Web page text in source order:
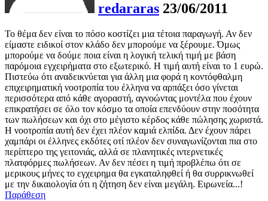
redararas 23/06/2011
Το θέμα δεν είναι το πόσο κοστίζει μια τέτοια παραγωγή. Αν δεν
είμαστε ειδικοί στον κλάδο δεν μπορούμε να ξέρουμε. Όμως
μπορούμε να δούμε ποια είναι η λογική τελική τιμή με βάση
παρόμοια εγχειρήματα στο εξωτερικό. Η τιμή αυτή είναι το 1 ευρώ.
Πιστεύω ότι αναδεικνύεται για άλλη μια φορά η κοντόφθαλμη
επιχειρηματική νοοτροπία του έλληνα να αρπάξει όσο γίνεται
περισσότερα από κάθε αγοραστή, αγνοώντας μοντέλα που έχουν
επικρατήσει σε όλο τον κόσμο τα οποία επενδύουν στην ποσότητα
των πωλήσεων και όχι στο μέγιστο κέρδος κάθε πώλησης χωριστά.
Η νοοτροπία αυτή δεν έχει πλέον καμιά ελπίδα. Δεν έχουν πάρει
χαμπάρι οι έλληνες εκδότες οτί πλέον δεν συναγωνίζονται πια στο
περίπτερο της γειτονιάς, αλλά σε πλανητικές ιντερνετικές
πλατφόρμες πωλήσεων. Αν δεν πέσει η τιμή προβλέπω ότι σε
μερικους μήνες το εγχειρημα θα εγκαταληφθεί ή θα συρρικνωθεί
με την δικαιολογία ότι η ζήτηση δεν είναι μεγάλη. Ειρωνεία...!
Παράθεση